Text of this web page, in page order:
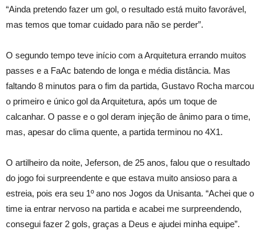
“Ainda pretendo fazer um gol, o resultado está muito favorável,
mas temos que tomar cuidado para não se perder”.
O segundo tempo teve início com a Arquitetura errando muitos
passes e a FaAc batendo de longa e média distância. Mas
faltando 8 minutos para o fim da partida, Gustavo Rocha marcou
o primeiro e único gol da Arquitetura, após um toque de
calcanhar. O passe e o gol deram injeção de ânimo para o time,
mas, apesar do clima quente, a partida terminou no 4X1.
O artilheiro da noite, Jeferson, de 25 anos, falou que o resultado
do jogo foi surpreendente e que estava muito ansioso para a
estreia, pois era seu 1º ano nos Jogos da Unisanta. “Achei que o
time ia entrar nervoso na partida e acabei me surpreendendo,
consegui fazer 2 gols, graças a Deus e ajudei minha equipe”.